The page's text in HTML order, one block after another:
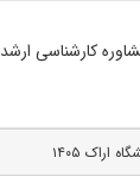
کارشناسی ارشد
۱۴۰۵